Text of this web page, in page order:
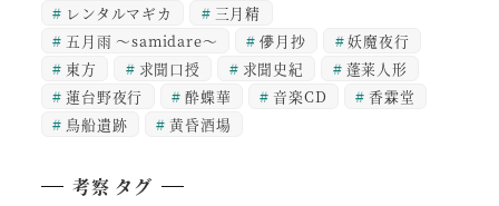
レンタルマギカ
三月精
五月雨 ～samidare～
儚月抄
妖魔夜行
東方
求聞口授 求聞史紀
蓬莱人形
蓮台野夜行
酔蝶華 音楽CD
香霖堂
鳥船遺跡
黄昏酒場
考察 タグ